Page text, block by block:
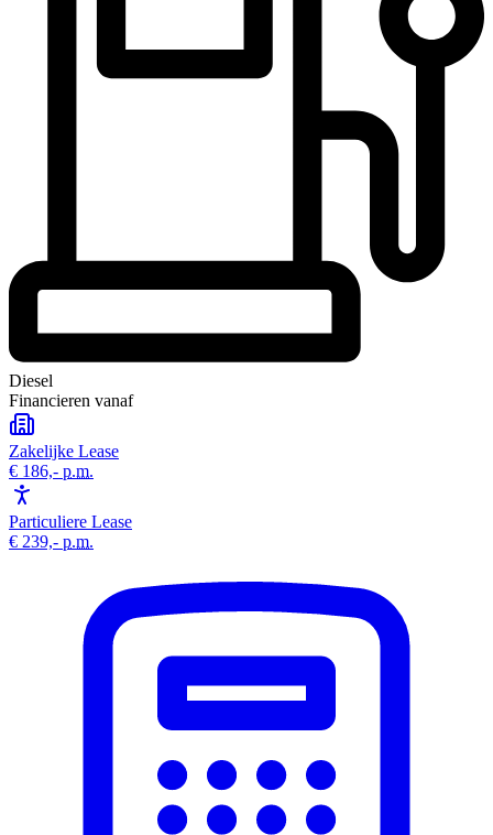
Diesel
Financieren vanaf
Zakelijke Lease
€ 186,- p.m.
Particuliere Lease
€ 239,- p.m.